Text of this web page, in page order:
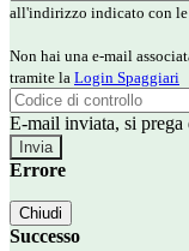
all'indirizzo indicato con le
Non hai una e-mail
tramite la Login Spaggiari
E-mail inviata, si prega
Errore
Chiudi
Successo